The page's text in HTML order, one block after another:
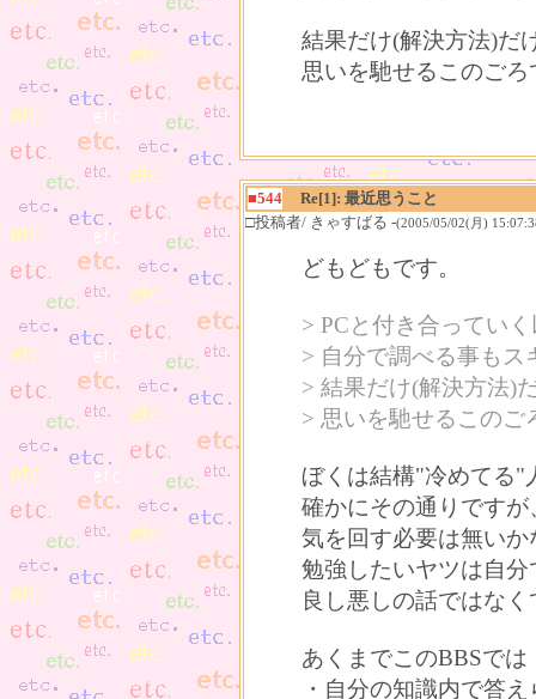
結果だけ(解決方法)だ
思いを馳せるこのごろ
■544
Re[1]: 最近思うこと
□投稿者/ きゃすばる -(2005/05/02(月)
どもどもです。
> PCと付き合ってい
> 自分で調べる事も
> 結果だけ(解決方法)
> 思いを馳せるこのご
ぼくは結構"冷めてる"
確かにその通りです
気を回す必要は無い
勉強したいヤツは自
良し悪しの話ではな
あくまでこのBBSでは
・自分の知識内で答